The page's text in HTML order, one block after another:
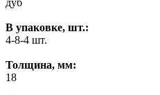
В упаковке, шт.:
4-8-4 шт.
Толщина, мм:
18